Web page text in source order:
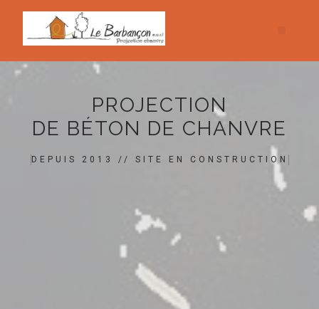
PROJECTION
DE BÉTON DE CHANVRE
DEPUIS 2013 // SITE EN CONSTRUCTION